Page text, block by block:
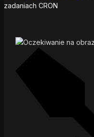
zadaniach CRON